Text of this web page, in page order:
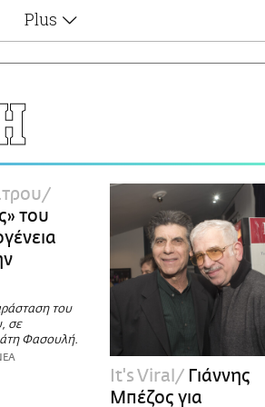
Plus
Αφιερώματα
Ζώδια
Οι Αθηναίοι
Απώλειες
Lgbtqi+
του
του
σε
Φασουλή.
It's Viral
Γιάννης
Μπέζος για